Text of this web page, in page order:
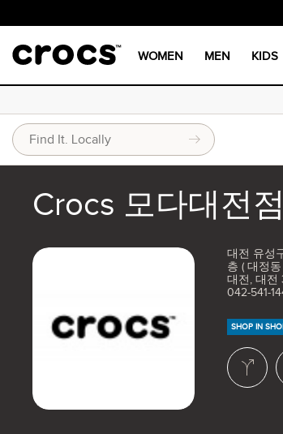
WOMEN MEN KIDS
Crocs 모다대전점
대전 유성
층 ( 대정
대전, 대전
042-541-
SHOP IN